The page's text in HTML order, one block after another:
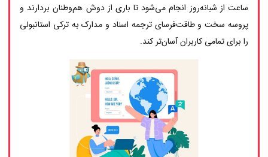
ساعت از شبانه‌روز انجام می‌شود تا باری از دوش هم‌وطنان بردارند و
پروسه سخت و طاقت‌فرسای ترجمه اسناد و مدارک به ترکی استانبولی
را برای تمامی کاربران آسان‌تر کند.